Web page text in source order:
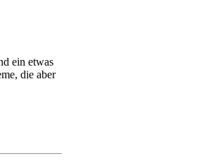
ein etwas
die aber